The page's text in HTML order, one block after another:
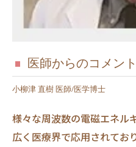
医師からのコメント
小柳津 直樹 医師/医学博士
様々な周波数の電磁エネル
広く医療界で応用されてお